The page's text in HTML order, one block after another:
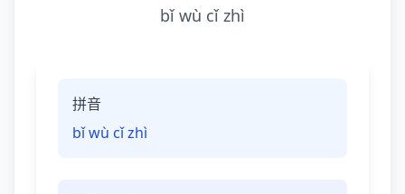
bǐ wù cǐ zhì
拼音
bǐ wù cǐ zhì